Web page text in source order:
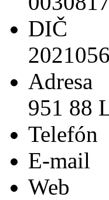
DIČ
Adresa
951 88
Telefón
E-mail
Web